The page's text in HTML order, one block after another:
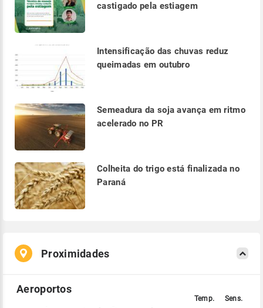
castigado pela estiagem
Intensificação das chuvas reduz
queimadas em outubro
Semeadura da soja avança em ritmo
acelerado no PR
Colheita do trigo está finalizada no
Paraná
Proximidades